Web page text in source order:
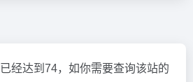
经达到74，如你需要查询该站的